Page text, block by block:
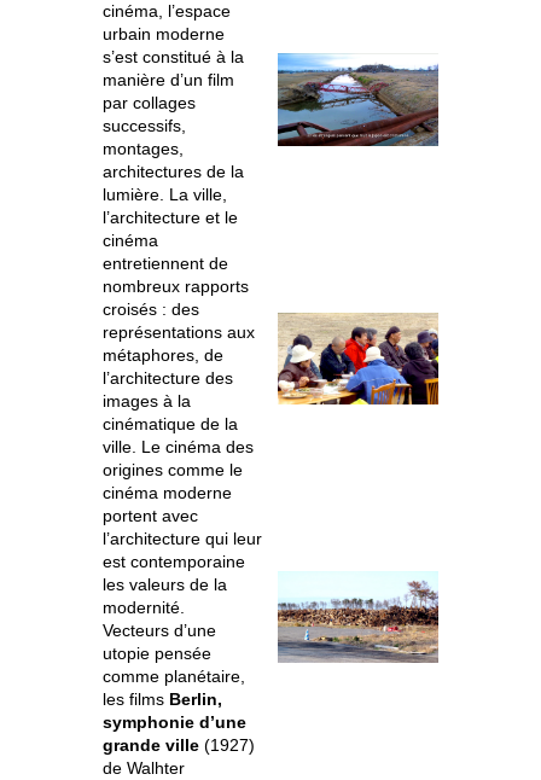
cinéma, l’espace
urbain moderne
s’est constitué à la
manière d’un film
par collages
successifs,
montages,
architectures de la
lumière. La ville,
l’architecture et le
cinéma
entretiennent de
nombreux rapports
croisés : des
représentations aux
métaphores, de
l’architecture des
images à la
cinématique de la
ville. Le cinéma des
origines comme le
cinéma moderne
portent avec
l’architecture qui leur
est contemporaine
les valeurs de la
modernité.
Vecteurs d’une
utopie pensée
comme planétaire,
les films Berlin,
symphonie d’une
grande ville (1927)
de Walhter